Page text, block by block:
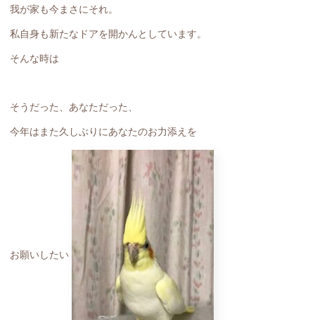
我が家も今まさにそれ。
私自身も新たなドアを開かんとしています。
そんな時は
そうだった、あなただった、
今年はまた久しぶりにあなたのお力添えを
お願いしたい